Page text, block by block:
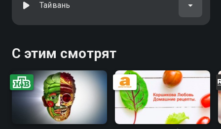
Тайвань
С этим смотрят